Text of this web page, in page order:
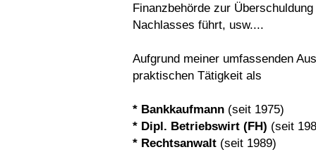
Finanzbehörde zur
Nachlasses führt, usw....
Aufgrund meiner umfassenden
praktischen Tätigkeit als
* Bankkaufmann (seit 1975)
* Dipl. Betriebswirt (FH) (seit
* Rechtsanwalt (seit 1989)